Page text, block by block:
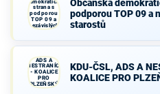
strana s
podporou
TOP 09 a
nezávislých
starostů
Občanská
podporou TOP 09 a
starostů
ADS A
NESTRANÍCI
- KOALICE
PRO
PLZEŇSKÝ
KRAJ
KDU-ČSL, ADS A
KOALICE PRO